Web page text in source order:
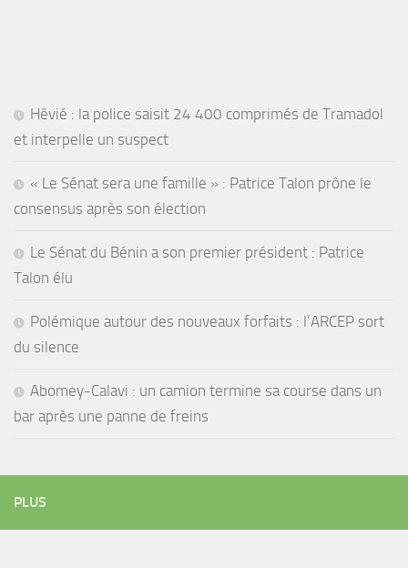
Hêvié : la police saisit 24 400 comprimés de Tramadol
et interpelle un suspect
« Le Sénat sera une famille » : Patrice Talon prône le
consensus après son élection
Le Sénat du Bénin a son premier président : Patrice
Talon élu
Polémique autour des nouveaux forfaits : l’ARCEP sort
du silence
Abomey-Calavi : un camion termine sa course dans un
bar après une panne de freins
PLUS